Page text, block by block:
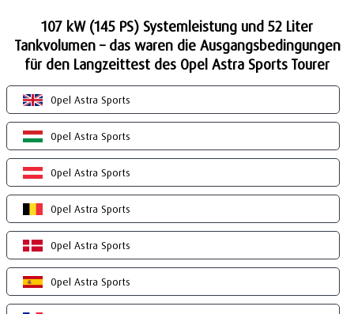
107 kW (145 PS) Systemleistung und 52 Liter
Tankvolumen – das waren die Ausgangsbedingungen
für den Langzeittest des Opel Astra Sports Tourer
Opel Astra Sports
Opel Astra Sports
Opel Astra Sports
Opel Astra Sports
Opel Astra Sports
Opel Astra Sports